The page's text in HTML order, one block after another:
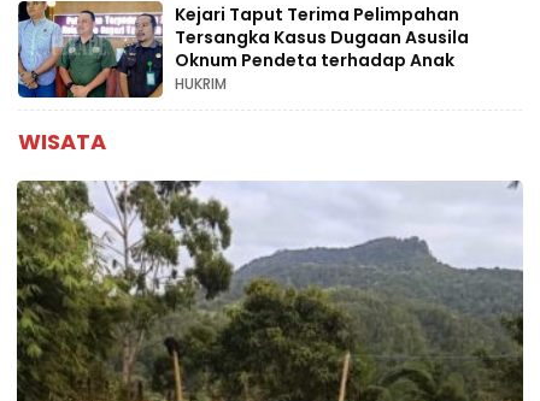
Kejari Taput Terima Pelimpahan
Tersangka Kasus Dugaan Asusila
Oknum Pendeta terhadap Anak
HUKRIM
WISATA